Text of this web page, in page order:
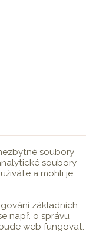
soubory
soubory
a mohli je
základních
např. o správu
web fungovat.